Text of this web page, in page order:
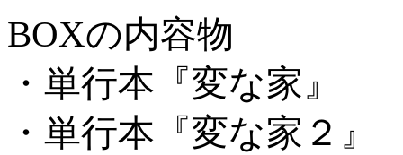
BOXの内容物
・単行本『変な家』
・単行本『変な家２』